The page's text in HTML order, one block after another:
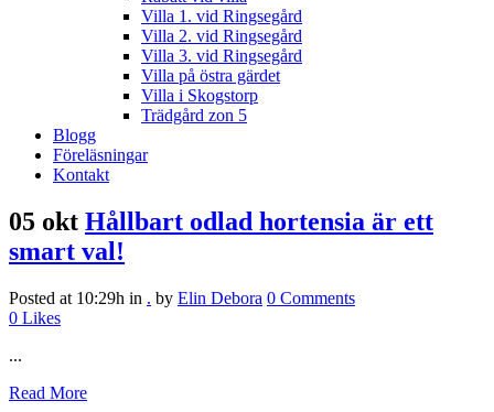
Villa 1. vid Ringsegård
Villa 2. vid Ringsegård
Villa 3. vid Ringsegård
Villa på östra gärdet
Villa i Skogstorp
Trädgård zon 5
Blogg
Föreläsningar
Kontakt
05 okt Hållbart odlad hortensia är ett
smart val!
Posted at 10:29h in . by Elin Debora 0 Comments
0 Likes
...
Read More